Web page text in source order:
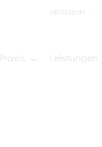
Praxis Leistungen